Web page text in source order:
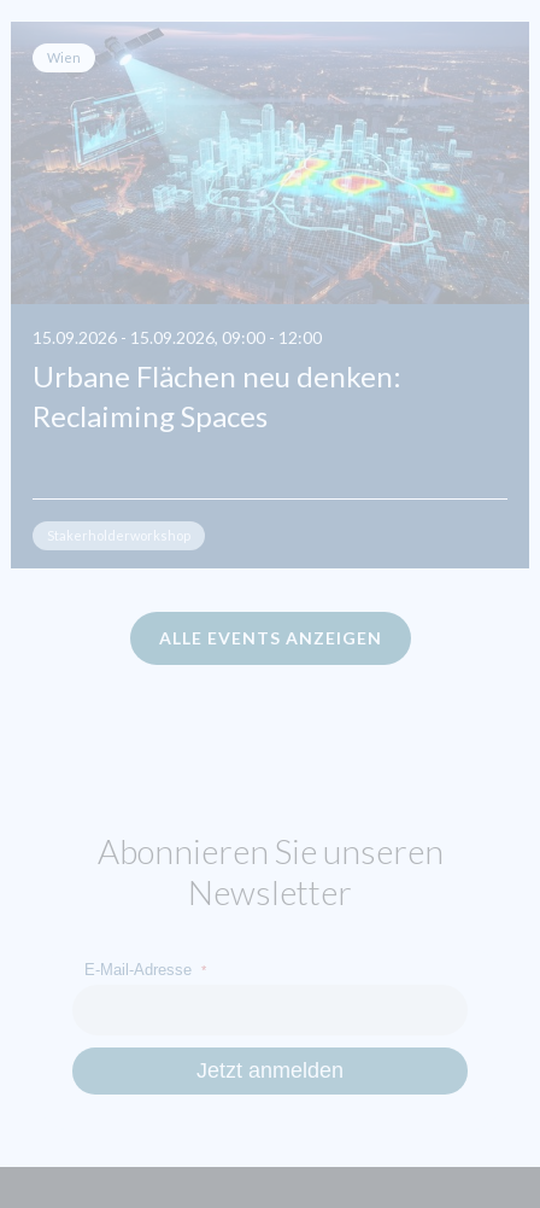
Wien
15.09.2026 - 15.09.2026, 09:00 - 12:00
Urbane Flächen neu denken:
Reclaiming Spaces
Stakerholderworkshop
ALLE EVENTS ANZEIGEN
Abonnieren Sie unseren
Newsletter
E-Mail-Adresse *